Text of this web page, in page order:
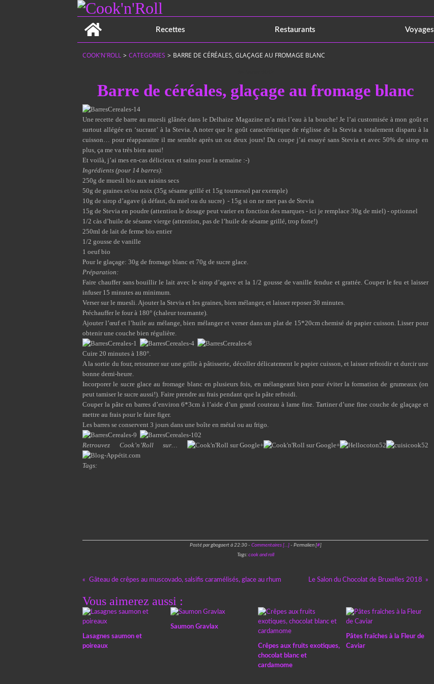
Recettes
Restaurants Voyages
COOK'N'ROLL > CATEGORIES > BARRE DE CÉRÉALES, GLAÇAGE AU FROMAGE BLANC
Barre de céréales, glaçage au fromage blanc
Une recette de barre au muesli glânée dans leDelhaize Magazinem’a mis l’eau à la bouche! Je l’ai customisée à mon goût et
surtout allégée en ‘sucrant’ à la Stevia. A noter que le goût caractéristique de réglisse de la Stevia a totalement disparu à la
cuisson… pour réapparaitre il me semble après un ou deux jours! Du coupe j’ai essayé sans Stevia et avec 50% de sirop en
plus, ça me va très bien aussi!
Et voilà, j’ai mes en-cas délicieux et sains pour la semaine :-)
Ingrédients (pour 14 barres):
250g de muesli bio aux raisins secs
50g de graines et/ou noix (35g sésame grillé et 15g tournesol par exemple)
10g de sirop d’agave (à défaut, du miel ou du sucre) - 15g si on ne met pas de Stevia
15g de Stevia en poudre (attention le dosage peut varier en fonction des marques - ici je remplace 30g de miel) - optionnel
1/2 càs d’huile de sésame vierge (attention, pas de l’huile de sésame grillé, trop forte!)
250ml de lait de ferme bio entier
1/2 gousse de vanille
1 oeuf bio
Pour le glaçage: 30g de fromage blanc et 70g de sucre glace.
Préparation:
Faire chauffer sans bouillir le lait avec le sirop d’agave et la 1/2 gousse de vanille fendue et grattée. Couper le feu et laisser
infuser 15 minutes au minimum.
Verser sur le muesli. Ajouter la Stevia et les graines, bien mélanger, et laisser reposer 30 minutes.
Préchauffer le four à 180° (chaleur tournante).
Ajouter l’œuf et l’huile au mélange, bien mélanger et verser dans un plat de 15*20cm chemisé de papier cuisson. Lisser pour
obtenir une couche bien régulière.
Cuire 20 minutes à 180°.
A la sortie du four, retourner sur une grille à pâtisserie, décoller délicatement le papier cuisson, et laisser refroidir et durcir une
bonne demi-heure.
Incorporer le sucre glace au fromage blanc en plusieurs fois, en mélangeant bien pour éviter la formation de grumeaux (on
peut tamiser le sucre aussi!). Faire prendre au frais pendant que la pâte refroidi.
Couper la pâte en barres d’environ 6*3cm à l’aide d’un grand couteau à lame fine. Tartiner d’une fine couche de glaçage et
mettre au frais pour le faire figer.
Les barres se conservent 3 jours dans une boîte en métal ou au frigo.
Retrouvez Cook’n’Roll sur…
Tags:
Posté par gbogaert à 22:30 - Commentaires […]- Permalien [#]
Tags: cook and roll
Gâteau de crêpes au muscovado, salsifis caramélisés, glace au rhum Le Salon du Chocolat de Bruxelles 2018
Vous aimerez aussi :
Lasagnes saumon et
poireaux
Saumon Gravlax
Crêpes aux fruits exotiques,
chocolat blanc et
cardamome
Pâtes fraîches à la Fleur de
Caviar